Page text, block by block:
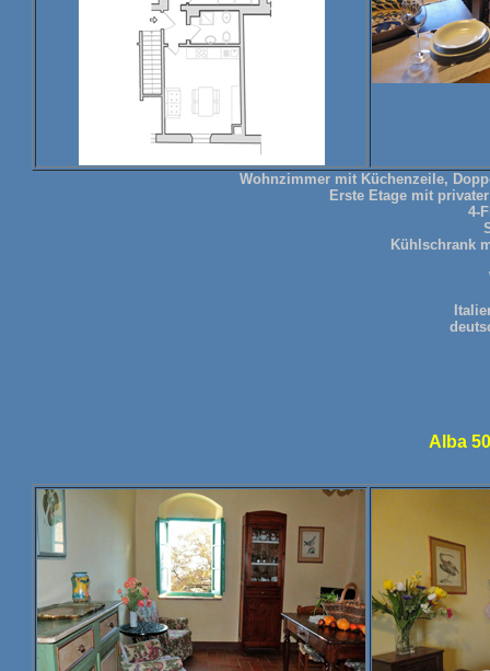
Wohnzimmer mit Küchenzeile,
Erste Etage mit
4-
Kühlschrank
Alba